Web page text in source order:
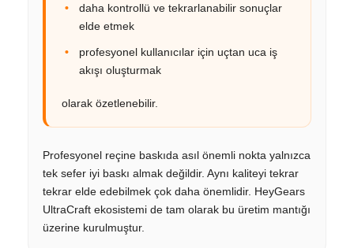
daha kontrollü ve tekrarlanabilir sonuçlar
elde etmek
profesyonel kullanıcılar için uçtan uca iş
akışı oluşturmak
olarak özetlenebilir.
Profesyonel reçine baskıda asıl önemli nokta yalnızca
tek sefer iyi baskı almak değildir. Aynı kaliteyi tekrar
tekrar elde edebilmek çok daha önemlidir. HeyGears
UltraCraft ekosistemi de tam olarak bu üretim mantığı
üzerine kurulmuştur.